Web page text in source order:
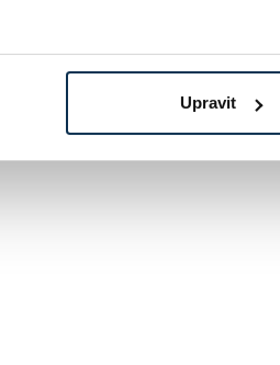
Upravit
či nebankovní společnost